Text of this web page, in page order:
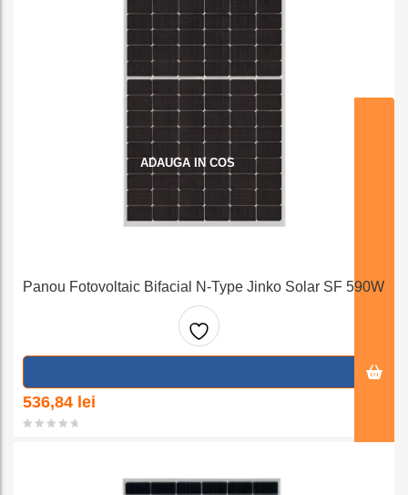
Panou Fotovoltaic Bifacial N-Type Jinko Solar SF 590W
Adaug
ADAUGA IN COS
536,84 lei